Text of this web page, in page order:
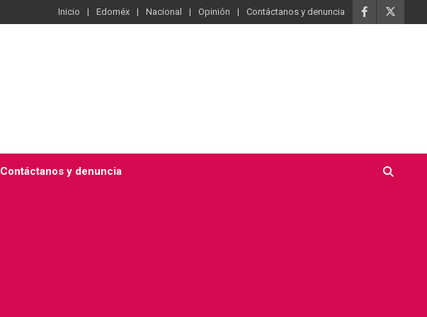
Inicio Edoméx Nacional Opinión Contáctanos y denuncia
Contáctanos y denuncia